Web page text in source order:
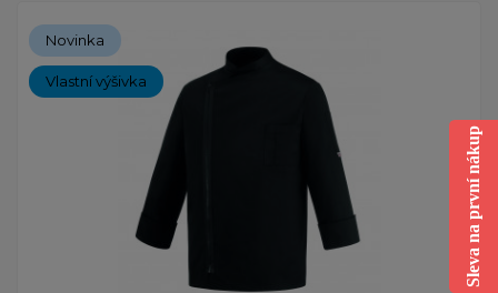
Novinka
Vlastní výšivka
Sleva na první nákup